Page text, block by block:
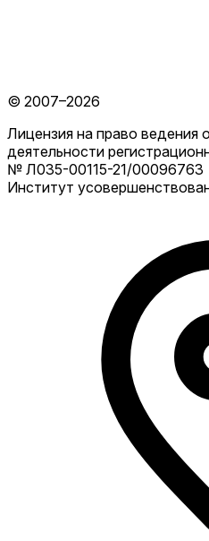
© 2007–2026
Лицензия на право ведения
деятельности
№ Л035-00115-21/00096763
Институт